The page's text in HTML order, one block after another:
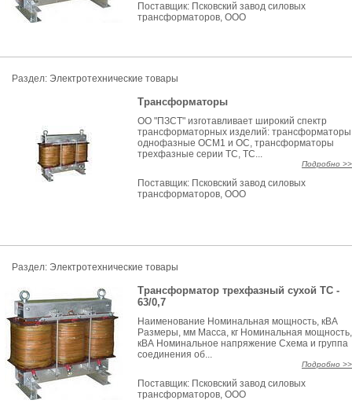
Поставщик: Псковский завод силовых
трансформаторов, ООО
Раздел: Электротехнические товары
Трансформаторы
ОО "ПЗСТ" изготавливает широкий спектр
трансформаторных изделий: трансформаторы
однофазные ОСМ1 и ОС, трансформаторы
трехфазные серии ТС, ТС...
Подробно >>
Поставщик: Псковский завод силовых
трансформаторов, ООО
Раздел: Электротехнические товары
Трансформатор трехфазный сухой ТС -
63/0,7
Наименование Номинальная мощность, кВА
Размеры, мм Масса, кг Номинальная мощность,
кВА Номинальное напряжение Схема и группа
соединения об...
Подробно >>
Поставщик: Псковский завод силовых
трансформаторов, ООО